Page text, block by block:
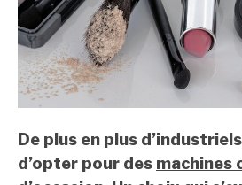
De plus en plus
d’opter pour des machines